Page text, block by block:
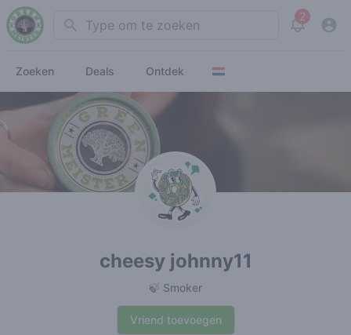
Search 2
View
Zoeken Deals Ontdek
cheesy johnny11
🍃 Smoker
Vriend toevoegen